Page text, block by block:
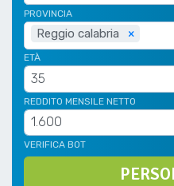
PROVINCIA
Reggio calabria ×
ETÀ
REDDITO MENSILE NETTO
VERIFICA BOT